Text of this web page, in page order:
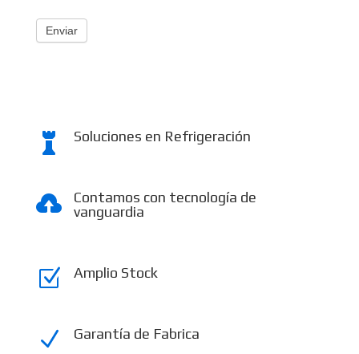
Enviar
 Soluciones en Refrigeración

Contamos con tecnología de
vanguardia
Z Amplio Stock
N Garantía de Fabrica